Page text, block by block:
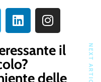
il
delle
NEXT ARTICLE